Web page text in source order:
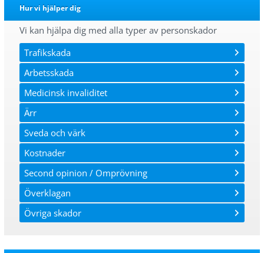
Hur vi hjälper dig
Vi kan hjälpa dig med alla typer av personskador
Trafikskada
Arbetsskada
Medicinsk invaliditet
Ärr
Sveda och värk
Kostnader
Second opinion / Omprövning
Överklagan
Övriga skador